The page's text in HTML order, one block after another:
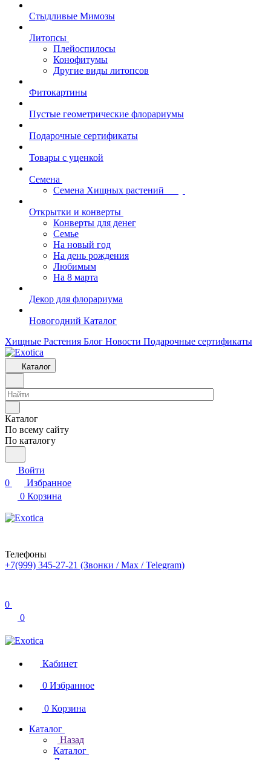
Стыдливые Мимозы
Литопсы
Плейоспилосы
Конофитумы
Другие виды литопсов
Фитокартины
Пустые геометрические флорариумы
Подарочные сертификаты
Товары с уценкой
Семена
Семена Хищных растений
Открытки и конверты
Конверты для денег
Семье
На новый год
На день рождения
Любимым
На 8 марта
Декор для флорариума
Новогодний Каталог
Хищные Растения Блог Новости Подарочные сертификаты
Каталог
Каталог
По всему сайту
По каталогу
Войти
0
Избранное
0 Корзина
Телефоны
+7(999) 345-27-21 (Звонки / Max / Telegram)
0
0
Кабинет
0 Избранное
0 Корзина
Каталог
Назад
Каталог